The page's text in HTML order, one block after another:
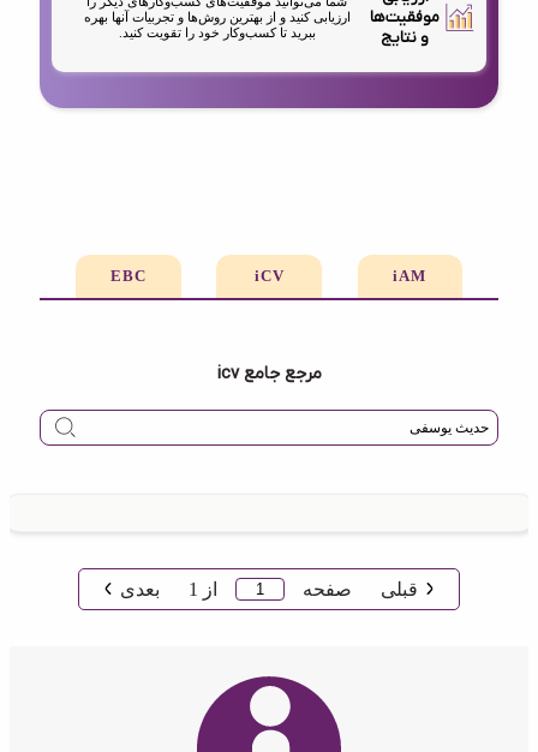
موفقیت‌ها
و نتایج
ارزیابی کنید و از بهترین روش‌ها و تجربیات آنها بهره
ببرید تا کسب‌وکار خود را تقویت کنید.
iAM
iCV
EBC
مرجع جامع icv
قبلی صفحه از 1 بعدی